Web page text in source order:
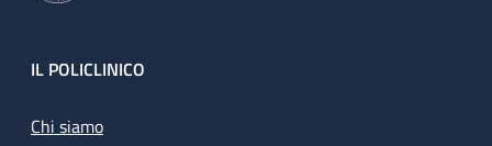
Footer
IL POLICLINICO
Chi siamo